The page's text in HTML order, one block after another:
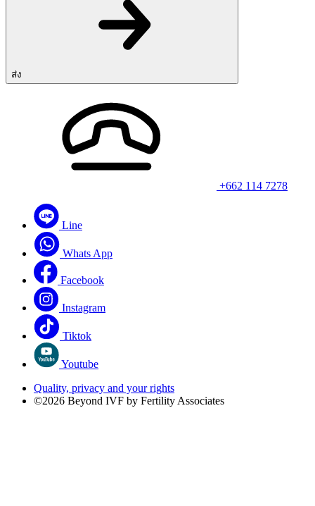
ส่ง
+662 114 7278
Line
Whats App
Facebook
Instagram
Tiktok
Youtube
Quality, privacy and your rights
©2026 Beyond IVF by Fertility Associates